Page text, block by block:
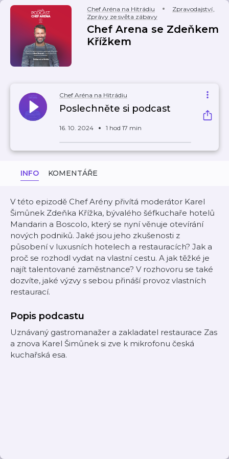
Chef Aréna na Hitrádiu Zpravodajství,
Zprávy ze světa zábavy
Chef Arena se Zdeňkem
Křížkem
Chef Aréna na Hitrádiu
Poslechněte si podcast
16. 10. 2024 1 hod 17 min
INFO KOMENTÁŘE
V této epizodě Chef Arény přivítá moderátor Karel
Šimůnek Zdeňka Křížka, bývalého šéfkuchaře hotelů
Mandarin a Boscolo, který se nyní věnuje otevírání
nových podniků. Jaké jsou jeho zkušenosti z
působení v luxusních hotelech a restauracích? Jak a
proč se rozhodl vydat na vlastní cestu. A jak těžké je
najít talentované zaměstnance? V rozhovoru se také
dozvíte, jaké výzvy s sebou přináší provoz vlastních
restaurací.
Popis podcastu
Uznávaný gastromanažer a zakladatel restaurace Zas
a znova Karel Šimůnek si zve k mikrofonu česká
kuchařská esa.